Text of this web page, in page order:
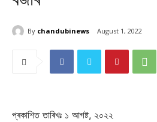
By chandubinews August 1, 2022
প্ৰকাশিত তাৰিখঃ ১ আগষ্ট, ২০২২